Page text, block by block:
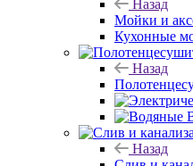
Назад
Мойки и
Кухонные
Назад
Назад